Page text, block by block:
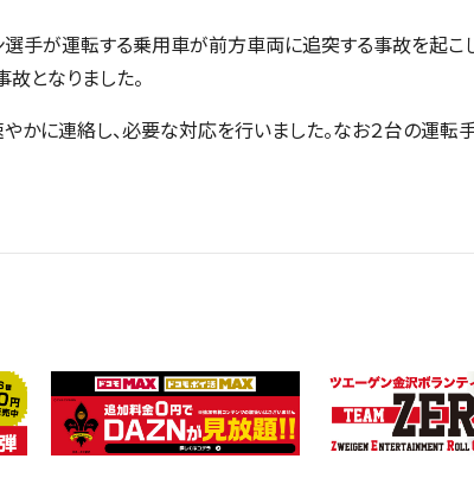
選手が運転する乗用車が前方車両に追突する事故を起こ
となりました。
に連絡し、必要な対応を行いました。なお２台の運転